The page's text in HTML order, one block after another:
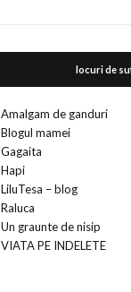
locuri de
Amalgam de ganduri
Blogul mamei
Gagaita
Hapi
LiluTesa – blog
Raluca
Un graunte de nisip
VIATA PE INDELETE